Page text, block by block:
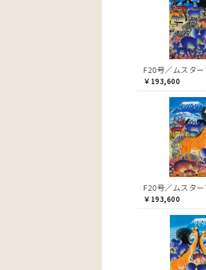
F20号／ムスター
￥193,600
F20号／ムスター
￥193,600